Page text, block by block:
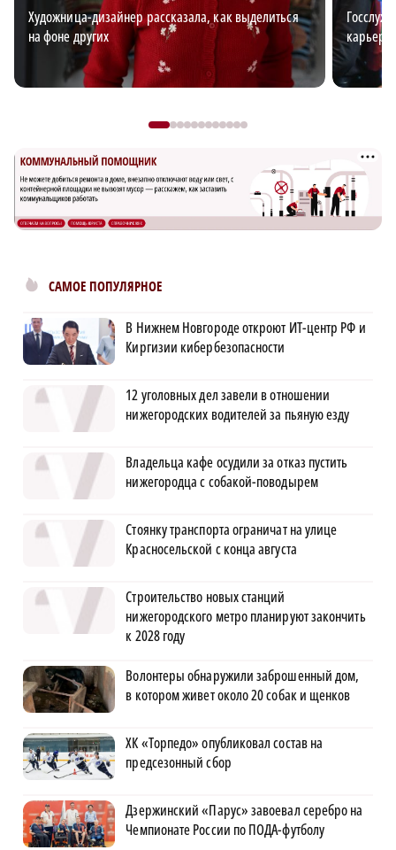
Художница-дизайнер рассказала, как выделиться
на фоне других
САМОЕ ПОПУЛЯРНОЕ
В Нижнем Новгороде откроют ИТ-центр РФ и
Киргизии кибербезопасности
12 уголовных дел завели в отношении
нижегородских водителей за пьяную езду
Владельца кафе осудили за отказ пустить
нижегородца с собакой-поводырем
Стоянку транспорта ограничат на улице
Красносельской с конца августа
Строительство новых станций
нижегородского метро планируют закончить
к 2028 году
Волонтеры обнаружили заброшенный дом,
в котором живет около 20 собак и щенков
ХК «Торпедо» опубликовал состав на
предсезонный сбор
Дзержинский «Парус» завоевал серебро на
Чемпионате России по ПОДА-футболу